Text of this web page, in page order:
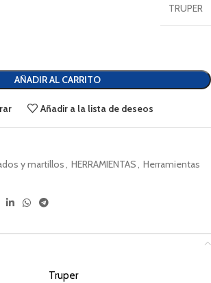
TRUPER
AÑADIR AL CARRITO
Añadir a la lista de deseos
y martillos, HERRAMIENTAS, Herramientas
Truper